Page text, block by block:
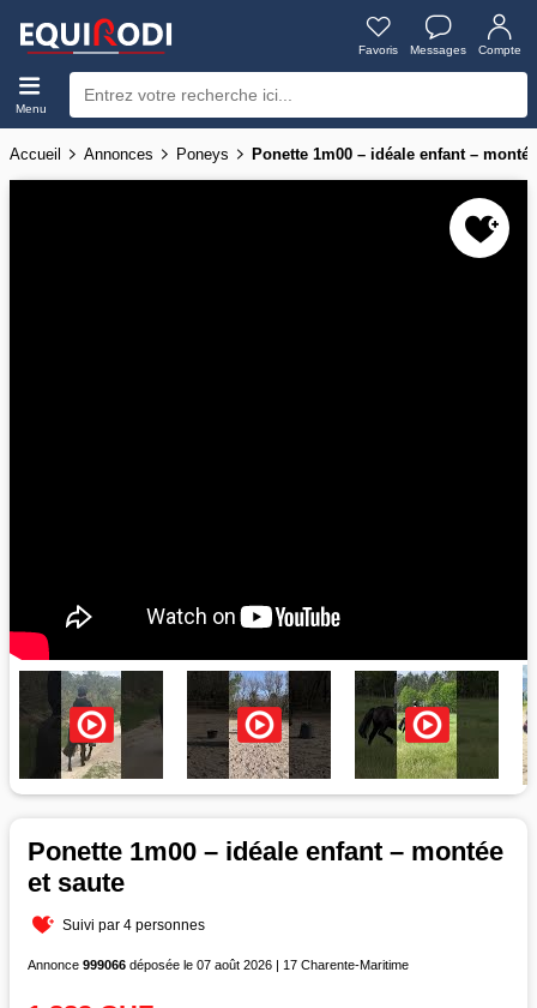
Favoris Messages Compte
Menu
Accueil Annonces Poneys Ponette 1m00 – idéale enfant –
Ponette 1m00 – idéale enfant – montée
et saute
Suivi par 4 personnes
Annonce 999066 déposée le 07 août 2026 | 17 Charente-Maritime